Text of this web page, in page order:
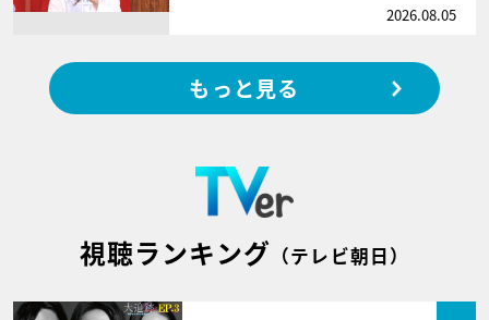
2026.08.05
もっと見る
視聴ランキング （テレビ朝日）